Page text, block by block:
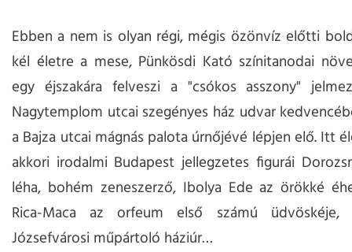
Ebben a nem is olyan régi, mégis özönvíz előtti
kél életre a mese, Pünkösdi Kató színitanodai
egy éjszakára felveszi a "csókos asszony"
Nagytemplom utcai szegényes ház udvar
a Bajza utcai mágnás palota úrnőjévé lépjen elő. Itt
akkori irodalmi Budapest jellegzetes figurái
léha, bohém zeneszerző, Ibolya Ede az örökké
Rica-Maca az orfeum első számú üdvöskéje,
Józsefvárosi műpártoló háziúr…